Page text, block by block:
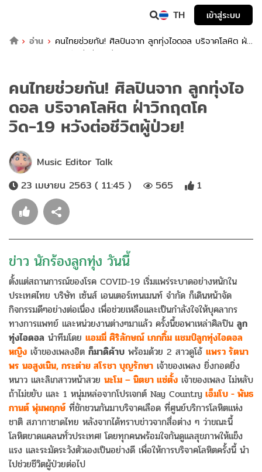
TH
เข้าสู่ระบบ
อ่าน
คนไทยช่วยกัน! ศิลปินจาก ลูกทุ่งไอดอล บริจาคโลหิต ฝ่า
วิกฤตโควิด-19 หวังต่อชีวิตผู้ป่วย!
คนไทยช่วยกัน! ศิลปินจาก ลูกทุ่งไอ
ดอล บริจาคโลหิต ฝ่าวิกฤตโค
วิด-19 หวังต่อชีวิตผู้ป่วย!
Music Editor Talk
23 เมษายน 2563 ( 11:45 )
565 1
ข่าว นักร้องลูกทุ่ง วันนี้
ตั้งแต่สถานการณ์ของโรค COVID-19 เริ่มแพร่ระบาดอย่างหนักใน
ประเทศไทย บริษัท เซ้นส์ เอนเตอร์เทนเมนท์ จำกัด ก็เดินหน้าจัด
กิจกรรมดีๆอย่างต่อเนื่อง เพื่อช่วยเหลือและเป็นกำลังใจให้บุคลากร
ทางการแพทย์ และหน่วยงานต่างๆมาแล้ว ครั้งนี้ขอพาเหล่าศิลปิน ลูก
ทุ่งไอดอล นำทีมโดย แอมมี่ ศิริลักษณ์ เภกกิ้ม แชมป์ลูกทุ่งไอดอล
หญิง เจ้าของเพลงฮิต ก็มาดิค้าบ พร้อมด้วย 2 สาวดูโอ้ แพรว รัตนา
พร นอสูงเนิน, กระต่าย สโรชา บุญรักษา เจ้าของเพลง ยิ่งกอดยิ่ง
หนาว และลิเกสาวหน้าสวย นะโม – นิตยา แซ่ตั้ง เจ้าของเพลง ไม่หลับ
ถ้าไม่ขยับ และ 1 หนุ่มหล่อจากโปรเจกต์ Nay Country เอ็มโบ - พันธ
กานต์ พุ่มพฤกษ์ ที่ชักชวนกันมาบริจาคเลือด ที่ศูนย์บริการโลหิตแห่ง
ชาติ สภากาชาดไทย หลังจากได้ทราบข่าวจากสื่อต่าง ๆ ว่าขณะนี้
โลหิตขาดแคลนทั่วประเทศ! โดยทุกคนพร้อมใจกันดูแลสุขภาพให้แข็ง
แรง และระมัดระวังตัวเองเป็นอย่างดี เพื่อให้การบริจาคโลหิตครั้งนี้ นำ
ไปช่วยชีวิตผู้ป่วยต่อไป